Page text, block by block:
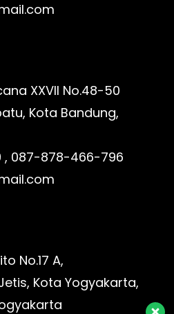
XXVII No.48-50
Kota Bandung,
087-878-466-796
No.17 A,
Kota Yogyakarta,